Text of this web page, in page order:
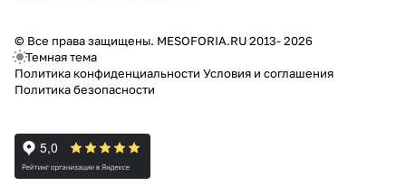
© Все права защищены. MESOFORIA.RU 2013- 2026
Темная тема
Политика конфиденциальности Условия и соглашения
Политика безопасности